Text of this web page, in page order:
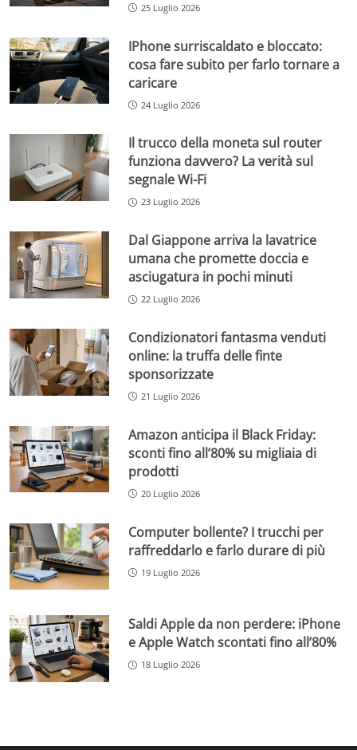
25 Luglio 2026
IPhone surriscaldato e bloccato:
cosa fare subito per farlo tornare a
caricare
24 Luglio 2026
Il trucco della moneta sul router
funziona davvero? La verità sul
segnale Wi-Fi
23 Luglio 2026
Dal Giappone arriva la lavatrice
umana che promette doccia e
asciugatura in pochi minuti
22 Luglio 2026
Condizionatori fantasma venduti
online: la truffa delle finte
sponsorizzate
21 Luglio 2026
Amazon anticipa il Black Friday:
sconti fino all’80% su migliaia di
prodotti
20 Luglio 2026
Computer bollente? I trucchi per
raffreddarlo e farlo durare di più
19 Luglio 2026
Saldi Apple da non perdere: iPhone
e Apple Watch scontati fino all’80%
18 Luglio 2026